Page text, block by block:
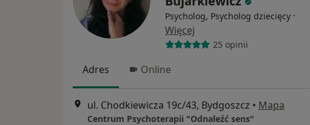
Psycholog, Psycholog dziecięcy ·
Więcej
25 opinii
Adres Online
ul. Chodkiewicza 19c/43, Bydgoszcz • Mapa
Centrum Psychoterapii "Odnaleźć sens"